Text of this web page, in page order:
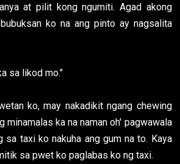
at pilit kong ngumiti. Agad akong
ko na ang pinto ay nagsalita
sa likod mo."
ko, may nakadikit ngang chewing
minamalas ka na naman oh' pagwawala
sa taxi ko nakuha ang gum na to. Kaya
sa pwet ko paglabas ko ng taxi.